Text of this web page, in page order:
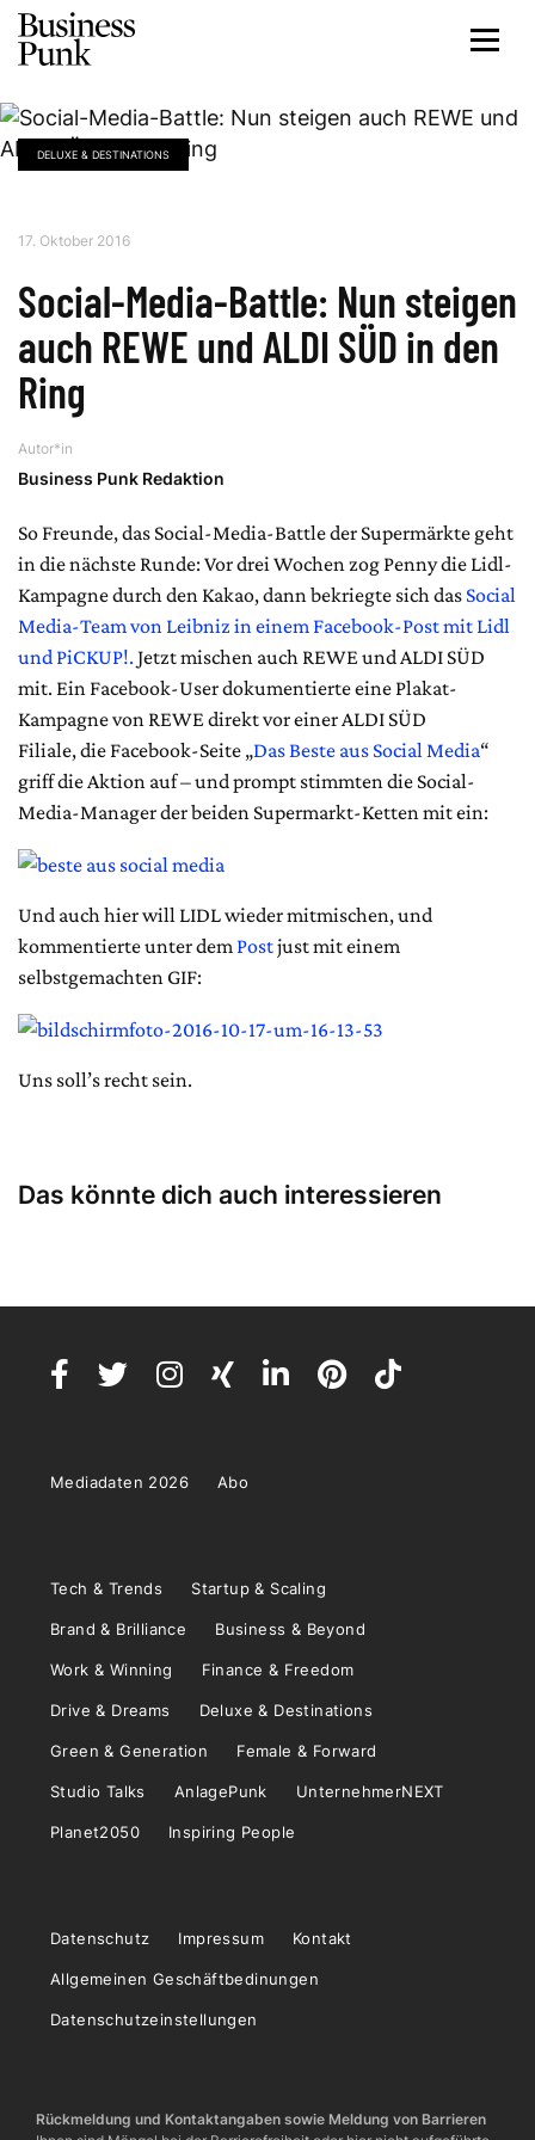
DELUXE & DESTINATIONS
17. Oktober 2016
Social-Media-Battle: Nun steigen
auch REWE und ALDI SÜD in den
Ring
Autor*in
Business Punk Redaktion
So Freunde, das Social-Media-Battle der Supermärkte geht
in die nächste Runde: Vor drei Wochen zog Penny die Lidl-
Kampagne durch den Kakao, dann bekriegte sich das Social
Media-Team von Leibniz in einem Facebook-Post mit Lidl
und PiCKUP!. Jetzt mischen auch REWE und ALDI SÜD
mit. Ein Facebook-User dokumentierte eine Plakat-
Kampagne von REWE direkt vor einer ALDI SÜD
Filiale, die Facebook-Seite „Das Beste aus Social Media“
griff die Aktion auf – und prompt stimmten die Social-
Media-Manager der beiden Supermarkt-Ketten mit ein:
Und auch hier will LIDL wieder mitmischen, und
kommentierte unter dem Postjust mit einem
selbstgemachten GIF:
Uns soll’s recht sein.
Das könnte dich auch interessieren
Mediadaten 2026 Abo
Tech & Trends Startup & Scaling
Brand & Brilliance Business & Beyond
Work & Winning Finance & Freedom
Drive & Dreams Deluxe & Destinations
Green & Generation Female & Forward
Studio Talks AnlagePunk UnternehmerNEXT
Planet2050 Inspiring People
Datenschutz Impressum Kontakt
Allgemeinen Geschäftbedinungen
Datenschutzeinstellungen
Rückmeldung und Kontaktangaben sowie Meldung von Barrieren